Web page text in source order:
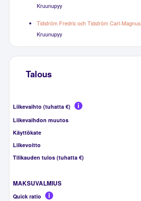
Kruunupyy
Tidström Fredric och Tidström Carl-Magnus
Kruunupyy
Talous
Liikevaihto (tuhatta €)
Liikevaihdon muutos
Käyttökate
Liikevoitto
Tilikauden tulos (tuhatta €)
MAKSUVALMIUS
Quick ratio